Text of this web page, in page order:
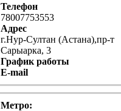
Телефон
78007753553
Адрес
г.Нур-Султан (Астана),пр-т
Сарыарка, 3
График работы
E-mail
Метро: